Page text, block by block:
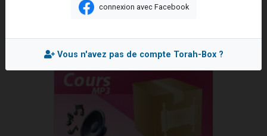
Eva vient de donner son Maasser
Mis en ligne le Mercredi 3 Décembre 2025
connexion avec Facebook
Vous n'avez pas de compte Torah-Box ?